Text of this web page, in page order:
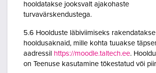
hooldatakse jooksvalt ajakohaste
turvavärskendustega.
5.6 Hoolduste läbiviimiseks rakendatakse
hooldusaknaid, mille kohta tuuakse
aadressil https://moodle.taltech.ee.
on Teenuse kasutamine tõkestatud või